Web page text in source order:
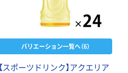
バリエーション一覧へ（6）
【スポーツドリンク】アクエリア